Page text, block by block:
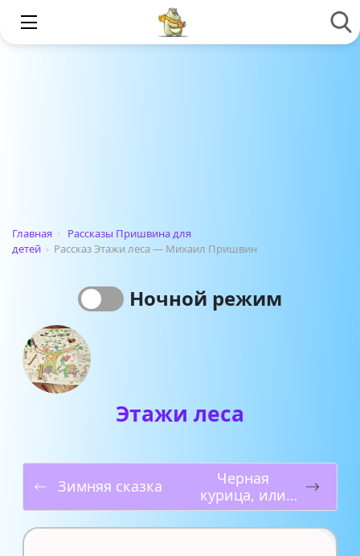
Главная ›
Рассказы Пришвина для
детей › Рассказ Этажи леса — Михаил Пришвин
Ночной режим
Этажи леса
Зимняя сказка
Черная
курица, или
Подземные
жители